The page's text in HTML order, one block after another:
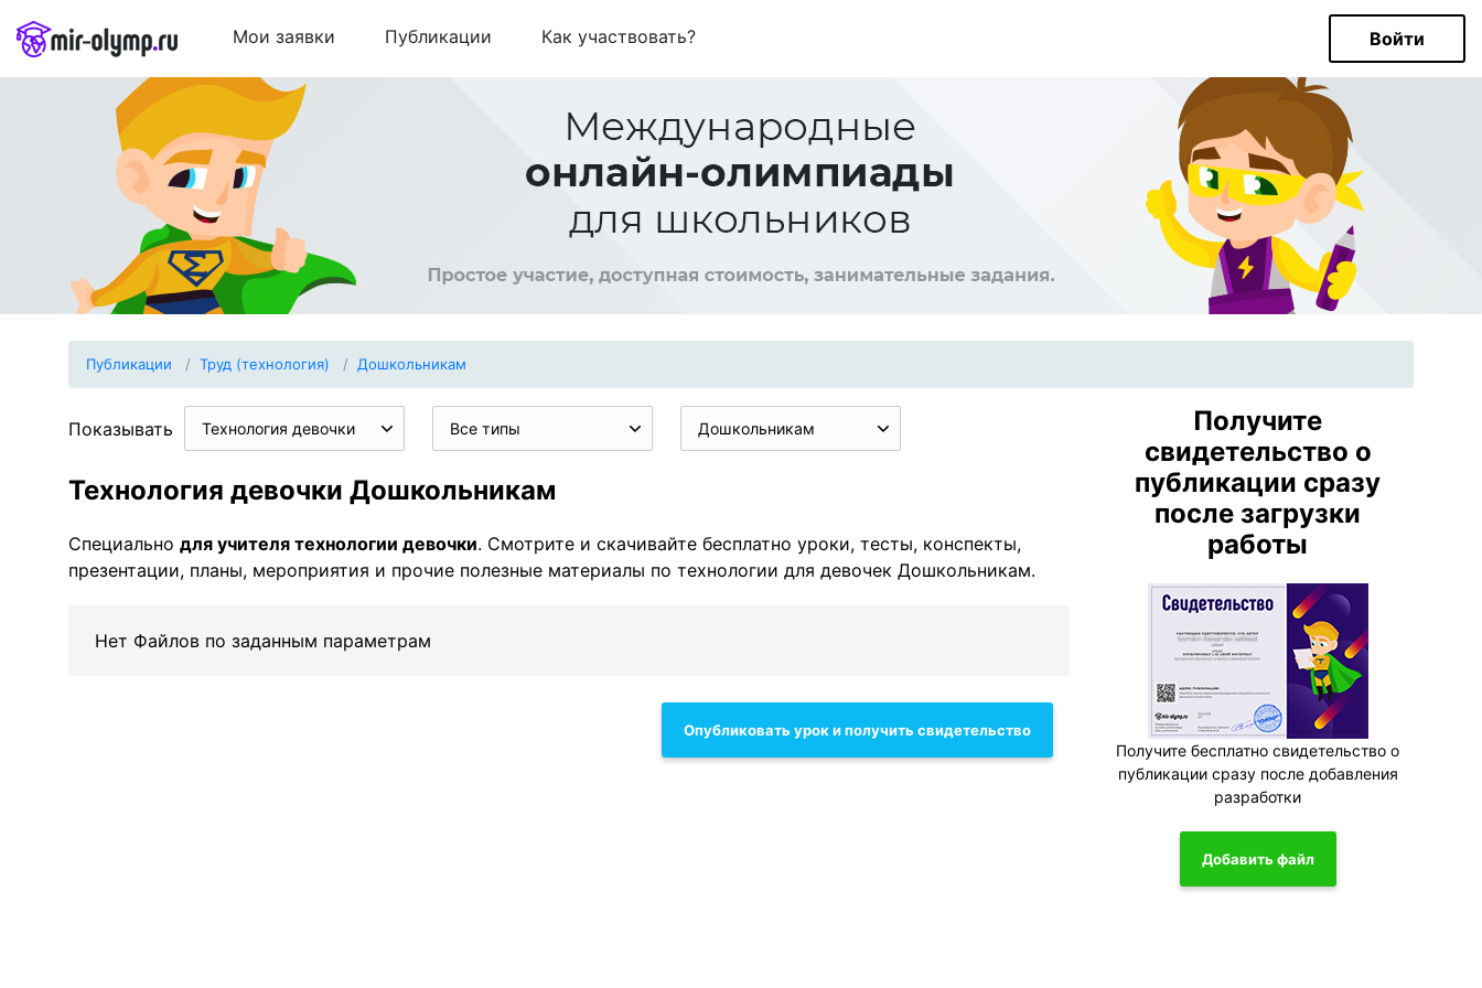
Мои заявки Публикации Как участвовать? Войти
Публикации Труд (технология) Дошкольникам
Показывать Технология девочки Все типы Дошкольникам
Технология девочки Дошкольникам
Специально для учителя технологии девочки. Смотрите и скачивайте бесплатно уроки, тесты, конспекты,
презентации, планы, мероприятия и прочие полезные материалы по технологии для девочек Дошкольникам.
Нет Файлов по заданным параметрам
Опубликовать урок и получить свидетельство
Получите
свидетельство о
публикации сразу
после загрузки
работы
Получите бесплатно свидетельство о
публикации сразу после добавления
разработки
Добавить файл